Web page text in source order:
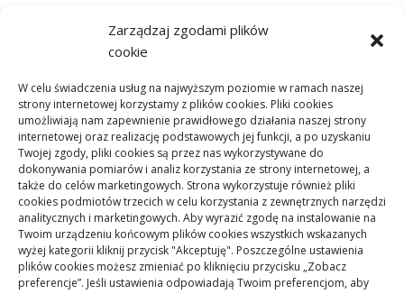
Zarządzaj zgodami plików
cookie
W celu świadczenia usług na najwyższym poziomie w ramach naszej
strony internetowej korzystamy z plików cookies. Pliki cookies
umożliwiają nam zapewnienie prawidłowego działania naszej strony
internetowej oraz realizację podstawowych jej funkcji, a po uzyskaniu
Twojej zgody, pliki cookies są przez nas wykorzystywane do
dokonywania pomiarów i analiz korzystania ze strony internetowej, a
także do celów marketingowych. Strona wykorzystuje również pliki
cookies podmiotów trzecich w celu korzystania z zewnętrznych narzędzi
analitycznych i marketingowych. Aby wyrazić zgodę na instalowanie na
Twoim urządzeniu końcowym plików cookies wszystkich wskazanych
wyżej kategorii kliknij przycisk "Akceptuję". Poszczególne ustawienia
plików cookies możesz zmieniać po kliknięciu przycisku „Zobacz
preferencje”. Jeśli ustawienia odpowiadają Twoim preferencjom, aby
ARTYKUŁ SPONSOROWANY
Budownictwo
Dom
Ogród
Remont
Meta
Zaloguj się
Kanał wpisów
Kanał komentarzy